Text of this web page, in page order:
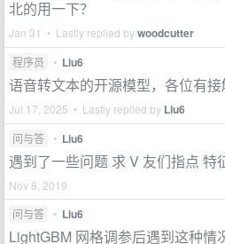
北的用一下？
Jan 31 • Lastly replied bywoodcutter
程序员 • Liu6
语音转文本的开源模型，各位有接
Jul 17, 2025 • Lastly replied by Liu6
问与答 • Liu6
遇到了一些问题 求 V 友们指点 特
Nov 8, 2019
问与答
• Liu6
LightGBM 网格调参后遇到这种情